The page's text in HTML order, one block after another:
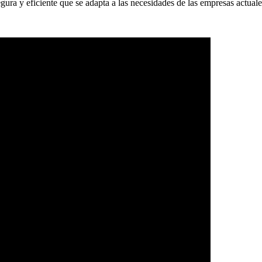
y eficiente que se adapta a las necesidades de las empresas